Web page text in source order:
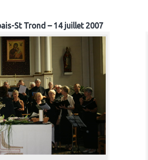
St Trond – 14 juillet 2007